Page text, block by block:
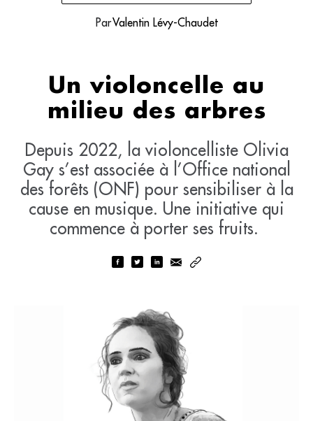
ParValentin Lévy-Chaudet
Un violoncelle au
milieu des arbres
Depuis 2022, la violoncelliste Olivia
Gay s’est associée à l’Office national
des forêts (ONF) pour sensibiliser à la
cause en musique. Une initiative qui
commence à porter ses fruits.